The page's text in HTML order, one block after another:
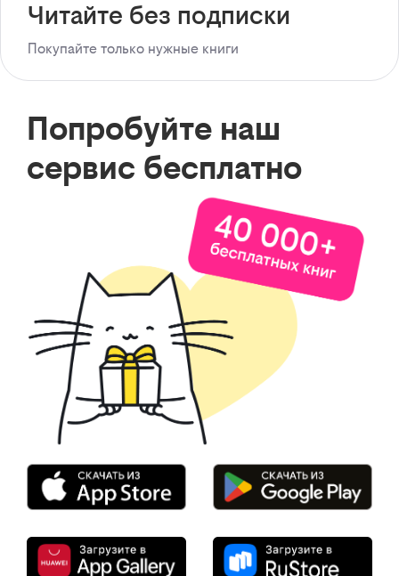
Читайте без подписки
Покупайте только нужные книги
Попробуйте наш
сервис бесплатно